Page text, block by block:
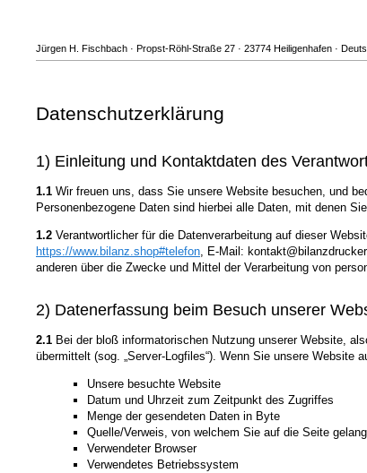
Jürgen H. Fischbach · Propst-Röhl-Straße 27 · 23774 Heiligenhafen ·
Datenschutzerklärung
1) Einleitung und Kontaktdaten des
1.1 Wir freuen uns, dass Sie unsere Website besuchen, und
Personenbezogene Daten sind hierbei alle Daten, mit denen
1.2 Verantwortlicher für die Datenverarbeitung auf dieser
https://www.bilanz.shop#telefon , E-Mail:
anderen über die Zwecke und Mittel der Verarbeitung von
2) Datenerfassung beim Besuch unserer
2.1 Bei der bloß informatorischen Nutzung unserer Website,
übermittelt (sog. „Server-Logfiles“). Wenn Sie unsere
Unsere besuchte Website
Datum und Uhrzeit zum Zeitpunkt des Zugriffes
Menge der gesendeten Daten in Byte
Quelle/Verweis, von welchem Sie auf die Seite
Verwendeter Browser
Verwendetes Betriebssystem